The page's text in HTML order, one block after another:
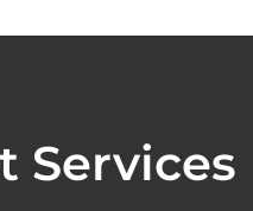
Services